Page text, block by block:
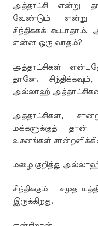
அத்தாட்சி என்று
வேண்டும் என்று
சிந்திக்கக்
என்ன ஒரு வாதம்?
அத்தாட்சிகள் என்பதே
தானே.
அல்லாஹ்
அத்தாட்சிகள்,
மக்களுக்குத் தான்
வசனங்கள்
மழை குறித்து
சிந்திக்கும்
இருக்கிறது.